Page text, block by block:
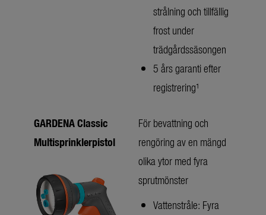
strålning och tillfällig
frost under
trädgårdssäsongen
5 års garanti efter
registrering¹
GARDENA Classic
Multisprinklerpistol
För bevattning och
rengöring av en mängd
olika ytor med fyra
sprutmönster
Vattenstråle: Fyra